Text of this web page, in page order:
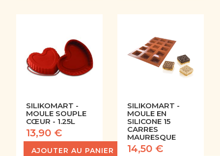
SILIKOMART -
MOULE SOUPLE
CŒUR - 1.25L
13,90 €
AJOUTER AU PANIER
SILIKOMART -
MOULE EN
SILICONE 15
CARRES
MAURESQUE
14,50 €